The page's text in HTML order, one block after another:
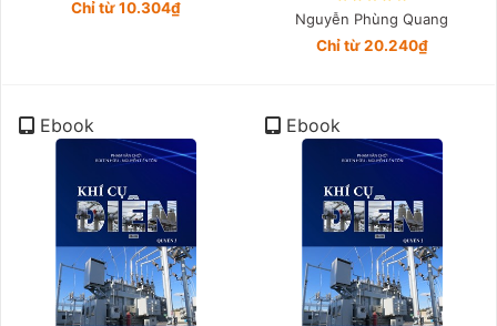
Chỉ từ 10.304₫
Nguyễn Phùng Quang
Chỉ từ 20.240₫
Ebook Ebook